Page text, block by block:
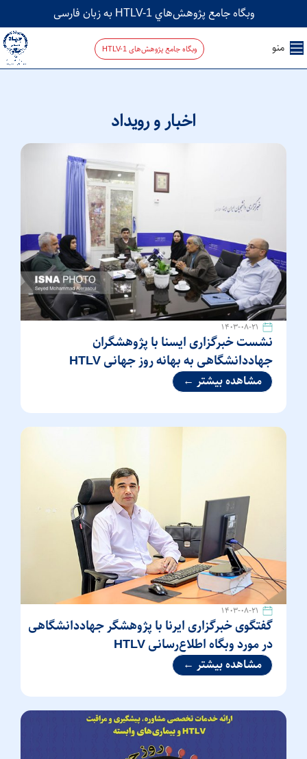
وبگاه جامع پژوهش‌هاي HTLV-1 به زبان فارسی
منو وبگاه جامع پژوهش‌های HTLV-1
اخبار و رویداد
۱۴۰۳-۰۸-۲۱
نشست خبرگزاری ایسنا با پژوهشگران
جهاددانشگاهی به بهانه روز جهانی HTLV
مشاهده بیشتر ←
۱۴۰۳-۰۸-۲۱
گفتگوی خبرگزاری ایرنا با پژوهشگر جهاددانشگاهی
در مورد وبگاه اطلاع‌رسانی HTLV
مشاهده بیشتر ←